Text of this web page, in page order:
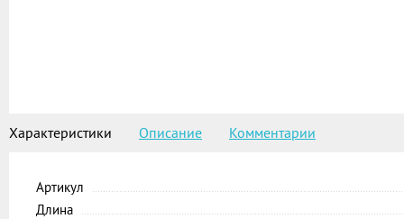
Характеристики Описание Комментарии
Артикул
Длина